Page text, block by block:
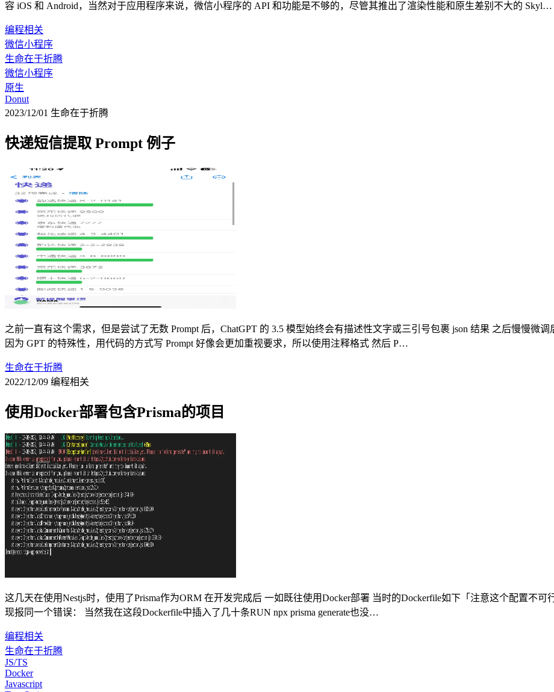
容 iOS 和 Android，当然对于应用程序来说，微信小程序的 API 和功能是不够的，尽管其推出了渲染性能和原生差别不大的 Skyl…
编程相关
微信小程序
生命在于折腾
微信小程序
原生
Donut
2023/12/01 生命在于折腾
快递短信提取 Prompt 例子
之前一直有这个需求，但是尝试了无数 Prompt 后，ChatGPT 的 3.5 模型始终会有描述性文字或三引号包裹 json 结果 之后慢慢微
因为 GPT 的特殊性，用代码的方式写 Prompt 好像会更加重视要求，所以使用注释格式 然后 P…
生命在于折腾
2022/12/09 编程相关
使用Docker部署包含Prisma的项目
这几天在使用Nestjs时，使用了Prisma作为ORM 在开发完成后 一如既往使用Docker部署 当时的Dockerfile如下「注意这个配置不
现报同一个错误： 当然我在这段Dockerfile中插入了几十条RUN npx prisma generate也没…
编程相关
生命在于折腾
JS/TS
Docker
Javascript